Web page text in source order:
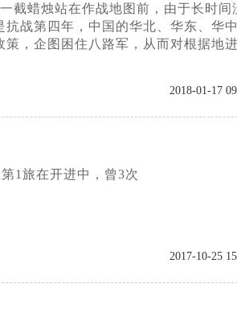
截蜡烛站在作战地图前，由于长时间
战第四年，中国的华北、华东、华
，企图困住八路军，从而对根据地
2018-01-17
1旅在开进中，曾3次
2017-10-25